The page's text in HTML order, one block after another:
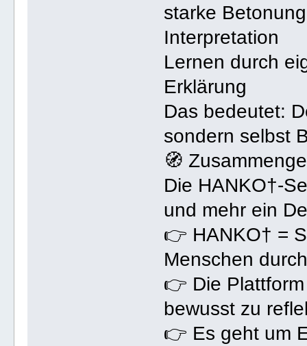
starke
Interpretation
Lernen durch
Erklärung
Das bedeutet:
sondern selbst
🧭
Die HANKO†-
und mehr ein
👉 HANKO† =
Menschen
👉 Die
bewusst zu
👉 Es geht um